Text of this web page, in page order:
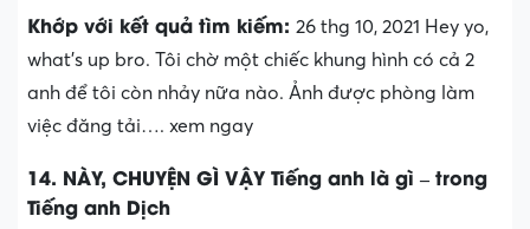
Khớp với kết quả tìm kiếm: 26 thg 10, 2021 Hey yo,
what’s up bro. Tôi chờ một chiếc khung hình có cả 2
anh để tôi còn nhảy nữa nào. Ảnh được phòng làm
việc đăng tải…. xem ngay
14. NÀY, CHUYỆN GÌ VẬY Tiếng anh là gì – trong
Tiếng anh Dịch